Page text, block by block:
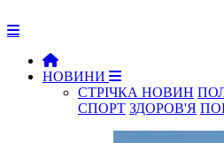
НОВИНИ
СТРІЧКА НОВИН
СПОРТ ЗДОРОВ'Я